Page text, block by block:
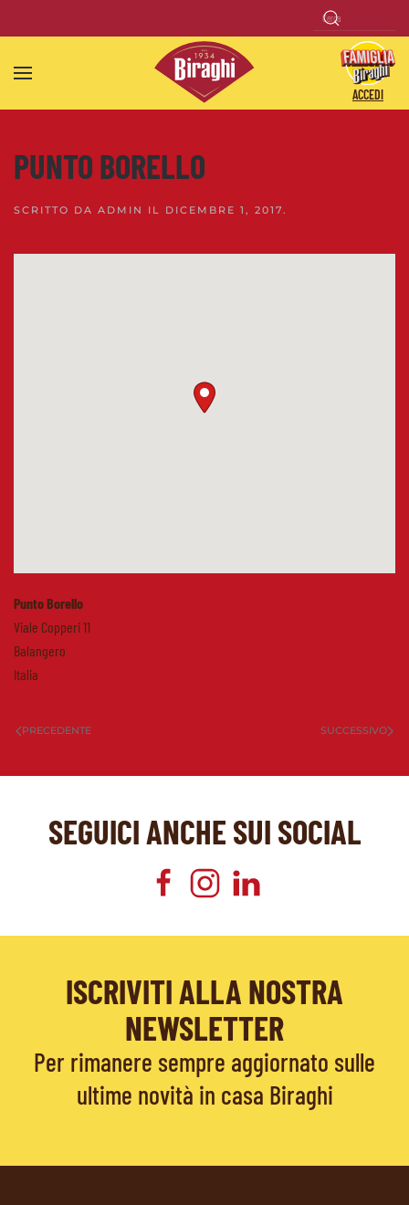
Skip to main content
ACCEDI
PUNTO BORELLO
SCRITTO DA ADMIN IL DICEMBRE 1, 2017.
Punto Borello
Viale Copperi 11
Balangero
Italia
PRECEDENTE SUCCESSIVO
SEGUICI ANCHE SUI SOCIAL
ISCRIVITI ALLA NOSTRA
NEWSLETTER
Per rimanere sempre aggiornato sulle
ultime novità in casa Biraghi